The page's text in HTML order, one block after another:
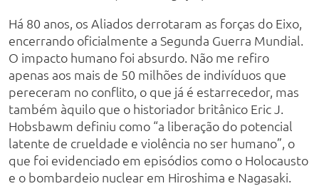
Há 80 anos, os Aliados derrotaram as forças do Eixo,
encerrando oficialmente a Segunda Guerra Mundial.
O impacto humano foi absurdo. Não me refiro
apenas aos mais de 50 milhões de indivíduos que
pereceram no conflito, o que já é estarrecedor, mas
também àquilo que o historiador britânico Eric J.
Hobsbawm definiu como “a liberação do potencial
latente de crueldade e violência no ser humano”, o
que foi evidenciado em episódios como o Holocausto
e o bombardeio nuclear em Hiroshima e Nagasaki.